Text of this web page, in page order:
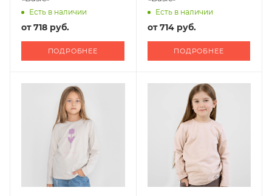
Есть в наличии
от718 руб.
ПОДРОБНЕЕ
Есть в наличии
от714 руб.
ПОДРОБНЕЕ